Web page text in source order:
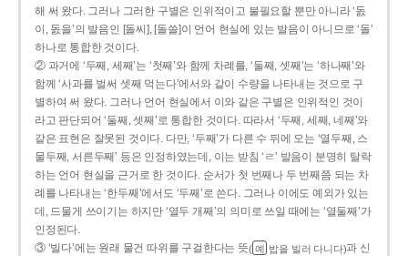
해 써 왔다. 그러나 그러한 구별은 인위적이고 불필요할 뿐만 아니라 ‘돐
이, 돐을’의 발음인 [돌씨], [돌쓸]이 언어 현실에 있는 발음이 아니므로 ‘돌’
하나로 통합한 것이다.
② 과거에 ‘두째, 세째’는 ‘첫째’와 함께 차례를, ‘둘째, 셋째’는 ‘하나째’와
함께 ‘사과를 벌써 셋째 먹는다’에서와 같이 수량을 나타내는 것으로 구
별하여 써 왔다. 그러나 언어 현실에서 이와 같은 구별은 인위적인 것이
라고 판단되어 ‘둘째, 셋째’로 통합한 것이다. 따라서 ‘두째, 세째, 네째’와
같은 표현은 잘못된 것이다. 다만, ‘두째’가 다른 수 뒤에 오는 ‘열두째, 스
물두째, 서른두째’ 등은 인정하였는데, 이는 받침 ‘ㄹ’ 발음이 분명히 탈락
하는 언어 현실을 근거로 한 것이다. 순서가 첫 번째나 두 번째쯤 되는 차
례를 나타내는 ‘한두째’에서도 ‘두째’로 쓴다. 그러나 이에도 예외가 있는
데, 드물게 쓰이기는 하지만 ‘열두 개째’의 의미로 쓰일 때에는 ‘열둘째’가
인정된다.
③ ‘빌다’에는 원래 물건 따위를 구걸한다는 뜻( 예 밥을 빌러 다니다)과 신